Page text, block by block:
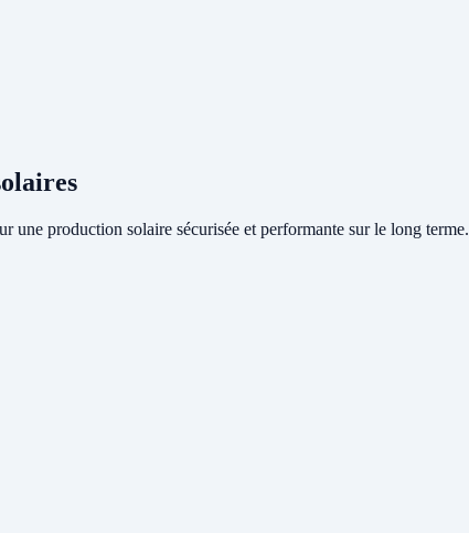
une production solaire sécurisée et performante sur le long terme.